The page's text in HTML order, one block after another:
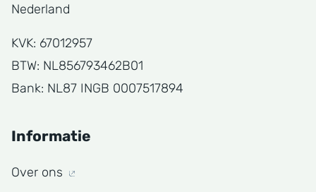
Nederland
KVK: 67012957
BTW: NL856793462B01
Bank: NL87 INGB 0007517894
Informatie
Over ons